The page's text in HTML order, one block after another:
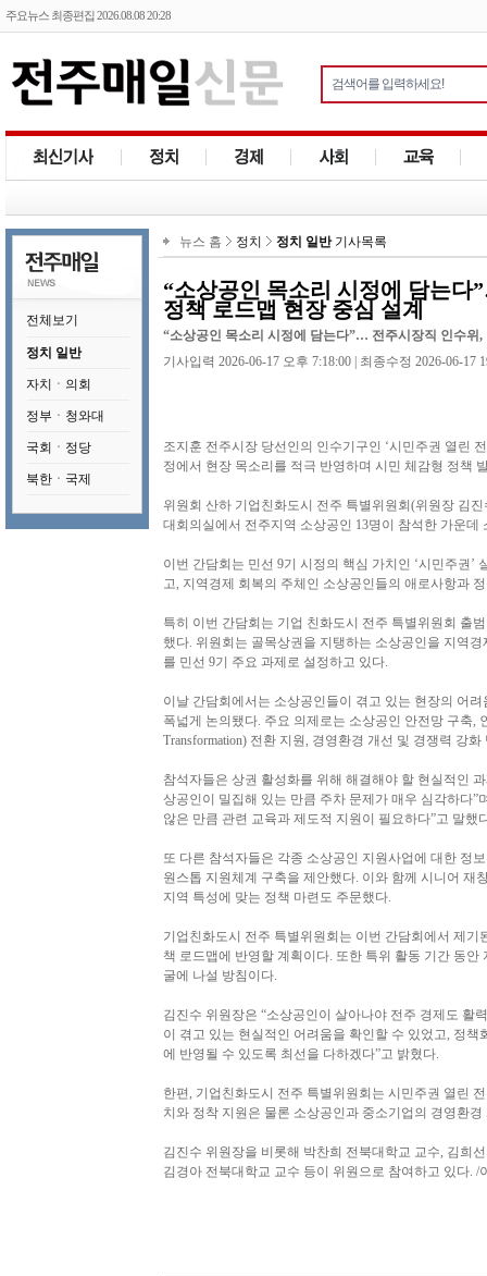
주요뉴스 최종편집 2026.08.08 20:28
전체보기
정치 일반
자치ㆍ의회
정부ㆍ청와대
국회ㆍ정당
북한ㆍ국제
뉴스 홈 정치 정치 일반기사목록
“소상공인 목소리 시정에 담는
정책 로드맵 현장 중심 설계
“소상공인 목소리 시정에 담는다”… 전주시장직 인수위
기사입력 2026-06-17 오후 7:18:00 | 최종수정 2026-06-17
조지훈 전주시장 당선인의 인수기구인 ‘시민주권 열린
정에서 현장 목소리를 적극 반영하며 시민 체감형 정책
위원회 산하 기업친화도시 전주 특별위원회(위원장 김
대회의실에서 전주지역 소상공인 13명이 참석한 가운데
이번 간담회는 민선 9기 시정의 핵심 가치인 ‘시민주권
고, 지역경제 회복의 주체인 소상공인들의 애로사항과
특히 이번 간담회는 기업 친화도시 전주 특별위원회 출
했다. 위원회는 골목상권을 지탱하는 소상공인을 지역
를 민선 9기 주요 과제로 설정하고 있다.
이날 간담회에서는 소상공인들이 겪고 있는 현장의 어
폭넓게 논의됐다. 주요 의제로는 소상공인 안전망 구축
Transformation) 전환 지원, 경영환경 개선 및 경쟁력 강
참석자들은 상권 활성화를 위해 해결해야 할 현실적인
상공인이 밀집해 있는 만큼 주차 문제가 매우 심각하다
않은 만큼 관련 교육과 제도적 지원이 필요하다”고 말했
또 다른 참석자들은 각종 소상공인 지원사업에 대한 정
원스톱 지원체계 구축을 제안했다. 이와 함께 시니어 재
지역 특성에 맞는 정책 마련도 주문했다.
기업친화도시 전주 특별위원회는 이번 간담회에서 제
책 로드맵에 반영할 계획이다. 또한 특위 활동 기간 동
굴에 나설 방침이다.
김진수 위원장은 “소상공인이 살아나야 전주 경제도 활
이 겪고 있는 현실적인 어려움을 확인할 수 있었고, 정
에 반영될 수 있도록 최선을 다하겠다”고 밝혔다.
한편, 기업친화도시 전주 특별위원회는 시민주권 열린
치와 정착 지원은 물론 소상공인과 중소기업의 경영환
김진수 위원장을 비롯해 박찬희 전북대학교 교수, 김희
김경아 전북대학교 교수 등이 위원으로 참여하고 있다. /